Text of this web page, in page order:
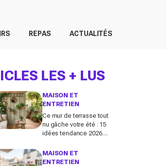
REPAS ACTUALITÉS
LES + LUS
MAISON ET
ENTRETIEN
Ce mur de terrasse tout
nu gâche votre été : 15
idées tendance 2026
véritable pièce à vivre
MAISON ET
ENTRETIEN